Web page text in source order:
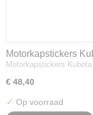
Motorkapstickers
Motorkapstickers
€ 48,40
✓ Op voorraad